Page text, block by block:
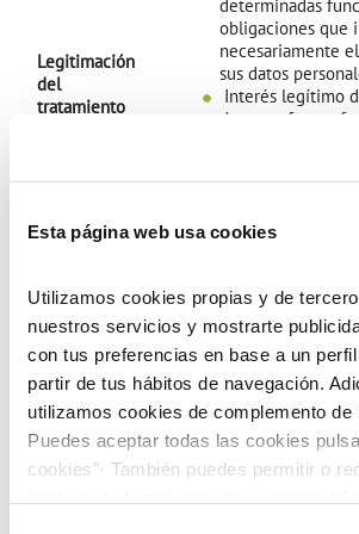
Esta página web usa cookies
Utilizamos cookies propias y de
nuestros servicios y mostrarte
con tus preferencias en base a un
partir de tus hábitos de navegación.
utilizamos cookies de complemento de
Puedes aceptar todas las cookies
cookies”· También puedes permitir o
Legitimación
del
tratamiento
determinadas
obligaciones que
necesariamente
sus datos
Interés legítimo
detectar fugas,
hidráulico y
para la mejora
de nuevas
tratamientos
Destinatarios
de la
información
SERMUBENIEL
proveedores que
ejecución de los
contratados.
Sus datos podrán
entidades locales
en la materia.